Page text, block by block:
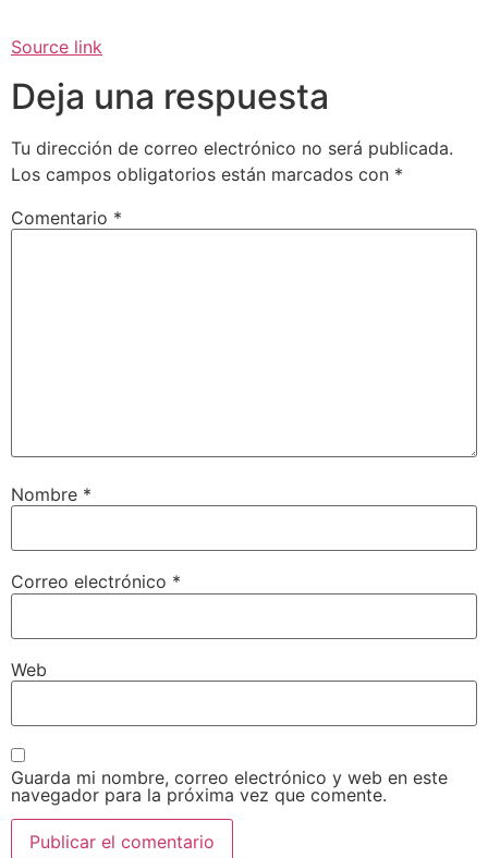
Source link
Deja una respuesta
Tu dirección de correo electrónico no será publicada.
Los campos obligatorios están marcados con *
Comentario *
Nombre *
Correo electrónico *
Web
Guarda mi nombre, correo electrónico y web en este
navegador para la próxima vez que comente.